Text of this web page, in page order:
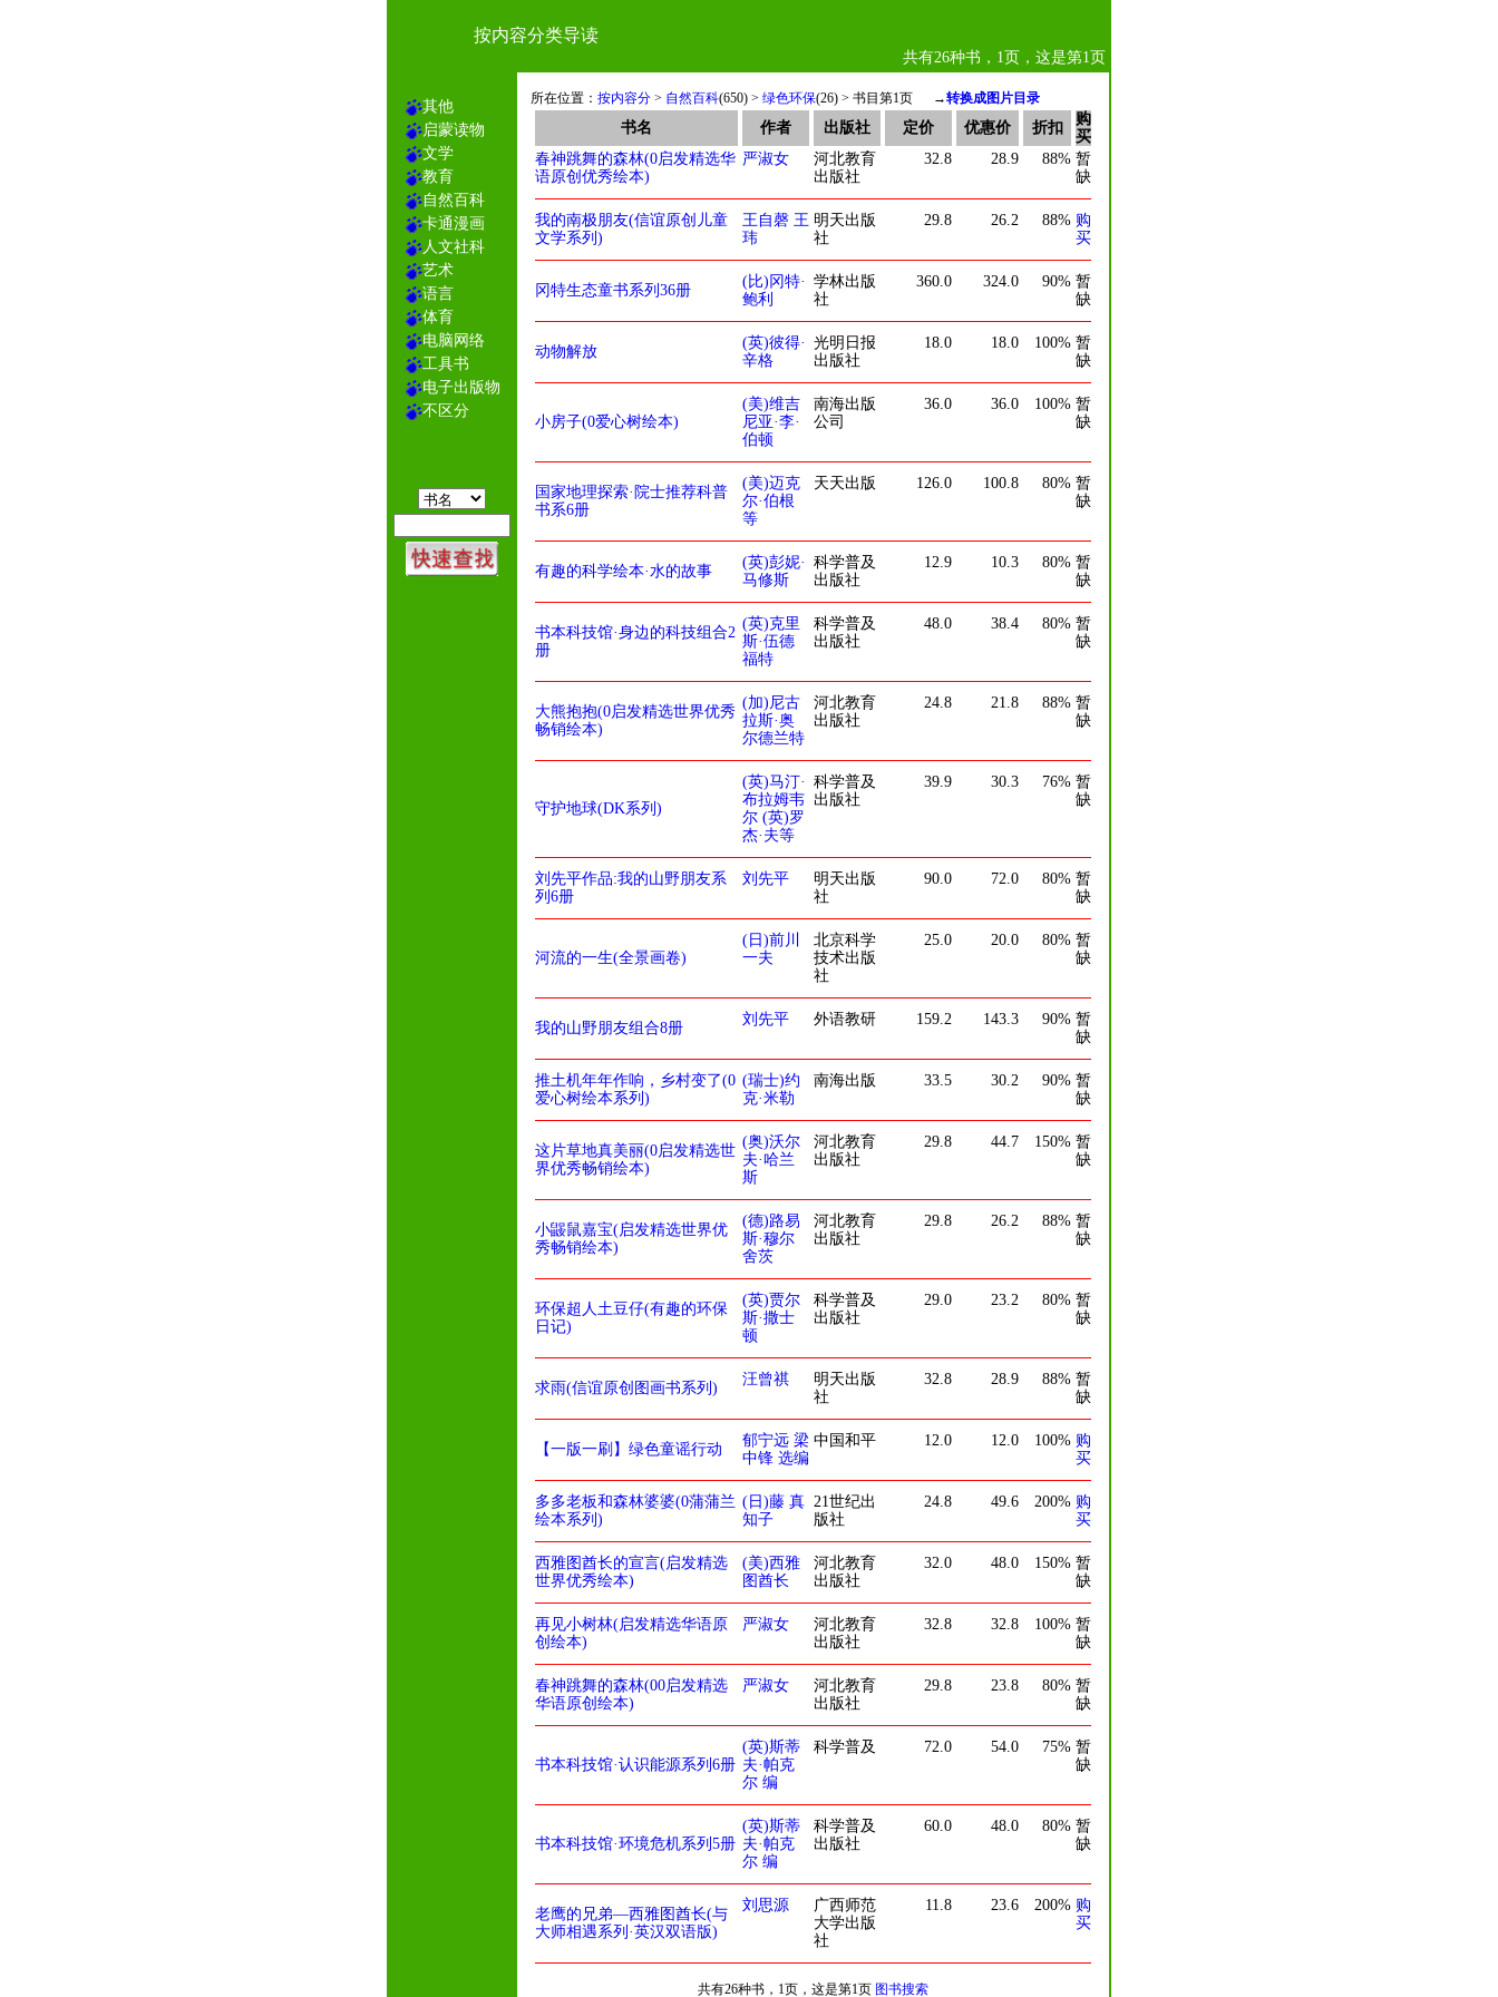
按内容分类导读
共有26种书，1页，这是第1页
其他
启蒙读物
文学
教育
自然百科
卡通漫画
人文社科
艺术
语言
体育
电脑网络
工具书
电子出版物
不区分
所在位置： 按内容分 > 自然百科(650) > 绿色环保(26) > 书目第1页 →转换成图片目录
书名 作者 出版社 定价 优惠价 折扣
购
买
春神跳舞的森林(0启发精选华
语原创优秀绘本)
严淑女
河北教育
出版社
32.8 28.9 88% 暂
缺
我的南极朋友(信谊原创儿童
文学系列)
王自磬 王
玮
明天出版
社
29.8 26.2 88% 购
买
冈特生态童书系列36册
(比)冈特·
鲍利
学林出版
社
360.0 324.0 90% 暂
缺
动物解放
(英)彼得·
辛格
光明日报
出版社
18.0 18.0 100% 暂
缺
小房子(0爱心树绘本)
(美)维吉
尼亚·李·
伯顿
南海出版
公司
36.0 36.0 100% 暂
缺
国家地理探索·院士推荐科普
书系6册
(美)迈克
尔·伯根
等
天天出版 126.0 100.8 80% 暂
缺
有趣的科学绘本·水的故事
(英)彭妮·
马修斯
科学普及
出版社
12.9 10.3 80% 暂
缺
书本科技馆·身边的科技组合2
册
(英)克里
斯·伍德
福特
科学普及
出版社
48.0 38.4 80% 暂
缺
大熊抱抱(0启发精选世界优秀
畅销绘本)
(加)尼古
拉斯·奥
尔德兰特
河北教育
出版社
24.8 21.8 88% 暂
缺
守护地球(DK系列)
(英)马汀·
布拉姆韦
尔 (英)罗
杰·夫等
科学普及
出版社
39.9 30.3 76% 暂
缺
刘先平作品:我的山野朋友系
列6册
刘先平
明天出版
社
90.0 72.0 80% 暂
缺
河流的一生(全景画卷)
(日)前川
一夫
北京科学
技术出版
社
25.0 20.0 80% 暂
缺
我的山野朋友组合8册
刘先平 外语教研 159.2 143.3 90% 暂
缺
推土机年年作响，乡村变了(0
爱心树绘本系列)
(瑞士)约
克·米勒
南海出版 33.5 30.2 90% 暂
缺
这片草地真美丽(0启发精选世
界优秀畅销绘本)
(奥)沃尔
夫·哈兰
斯
河北教育
出版社
29.8 44.7 150% 暂
缺
小鼹鼠嘉宝(启发精选世界优
秀畅销绘本)
(德)路易
斯·穆尔
舍茨
河北教育
出版社
29.8 26.2 88% 暂
缺
环保超人土豆仔(有趣的环保
日记)
(英)贾尔
斯·撒士
顿
科学普及
出版社
29.0 23.2 80% 暂
缺
求雨(信谊原创图画书系列)
汪曾祺
明天出版
社
32.8 28.9 88% 暂
缺
【一版一刷】绿色童谣行动
郁宁远 梁
中锋 选编
中国和平 12.0 12.0 100% 购
买
多多老板和森林婆婆(0蒲蒲兰
绘本系列)
(日)藤 真
知子
21世纪出
版社
24.8 49.6 200% 购
买
西雅图酋长的宣言(启发精选
世界优秀绘本)
(美)西雅
图酋长
河北教育
出版社
32.0 48.0 150% 暂
缺
再见小树林(启发精选华语原
创绘本)
严淑女
河北教育
出版社
32.8 32.8 100% 暂
缺
春神跳舞的森林(00启发精选
华语原创绘本)
严淑女
河北教育
出版社
29.8 23.8 80% 暂
缺
书本科技馆·认识能源系列6册
(英)斯蒂
夫·帕克
尔 编
科学普及 72.0 54.0 75% 暂
缺
书本科技馆·环境危机系列5册
(英)斯蒂
夫·帕克
尔 编
科学普及
出版社
60.0 48.0 80% 暂
缺
老鹰的兄弟—西雅图酋长(与
大师相遇系列·英汉双语版)
刘思源
广西师范
大学出版
社
11.8 23.6 200% 购
买
共有26种书，1页，这是第1页 图书搜索